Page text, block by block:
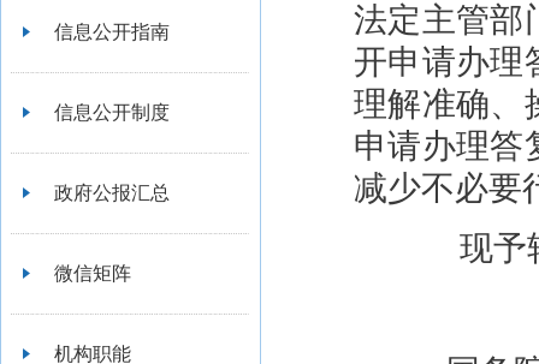
信息公开指南
信息公开制度
政府公报汇总
微信矩阵
机构职能
法定主管部
开申请办理
理解准确、
申请办理答
减少不必要
现予转